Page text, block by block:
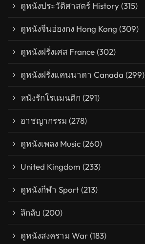
ดูหนังประวัติศาสตร์ History(315)
ดูหนังจีนฮ่องกง Hong Kong (309)
ดูหนังฝรั่งเศส France(302)
ดูหนังฝรั่งแคนนาดา Canada (299)
หนังรักโรแมนติก (291)
อาชญากรรม (278)
ดูหนังเพลง Music(260)
United Kingdom (233)
ดูหนังกีฬา Sport(213)
ลึกลับ (200)
ดูหนังสงคราม War(183)